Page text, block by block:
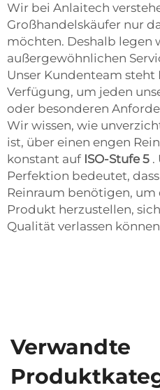
Wir bei Anlaitech
Großhandelskäufer nur
möchten. Deshalb legen
außergewöhnlichen
Unser Kundenteam steht
Verfügung, um jeden
oder besonderen
Wir wissen, wie
ist, über einen engen
konstant auf ISO-Stufe 5 .
Perfektion bedeutet,
Reinraum benötigen, um
Produkt herzustellen,
Qualität verlassen
Verwandte